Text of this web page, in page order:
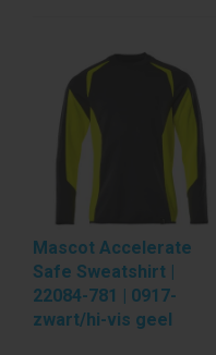
Mascot Accelerate
Safe Sweatshirt |
22084-781 | 0917-
zwart/hi-vis geel